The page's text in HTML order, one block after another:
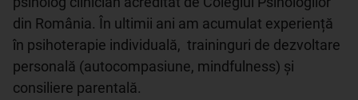
din România. În ultimii ani am acumulat experiență
în psihoterapie individuală,  traininguri de dezvoltare
personală (autocompasiune, mindfulness) și
consiliere parentală.